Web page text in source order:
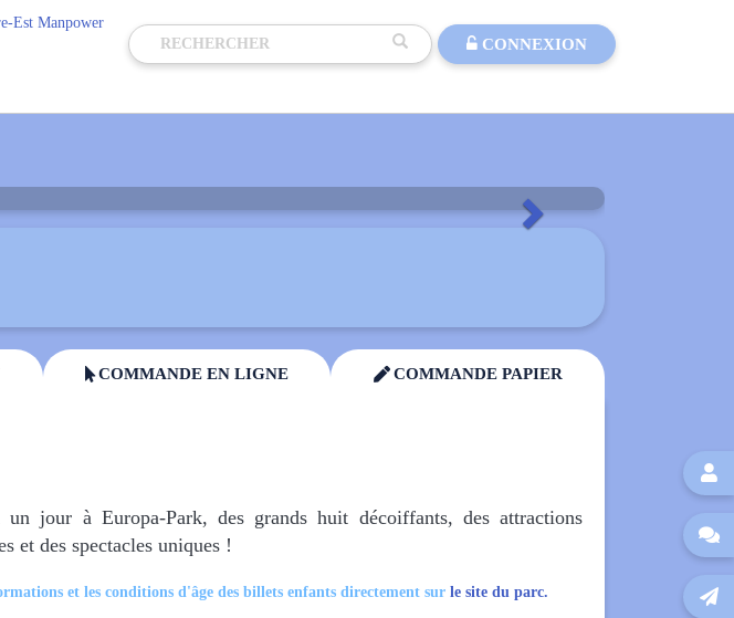
CONNEXION
Suivant
 COMMANDE EN LIGNE  COMMANDE PAPIER
un jour à Europa-Park, des grands huit décoiffants, des attractions
et des spectacles uniques !
et les conditions d'âge des billets enfants directement sur le site du parc.


